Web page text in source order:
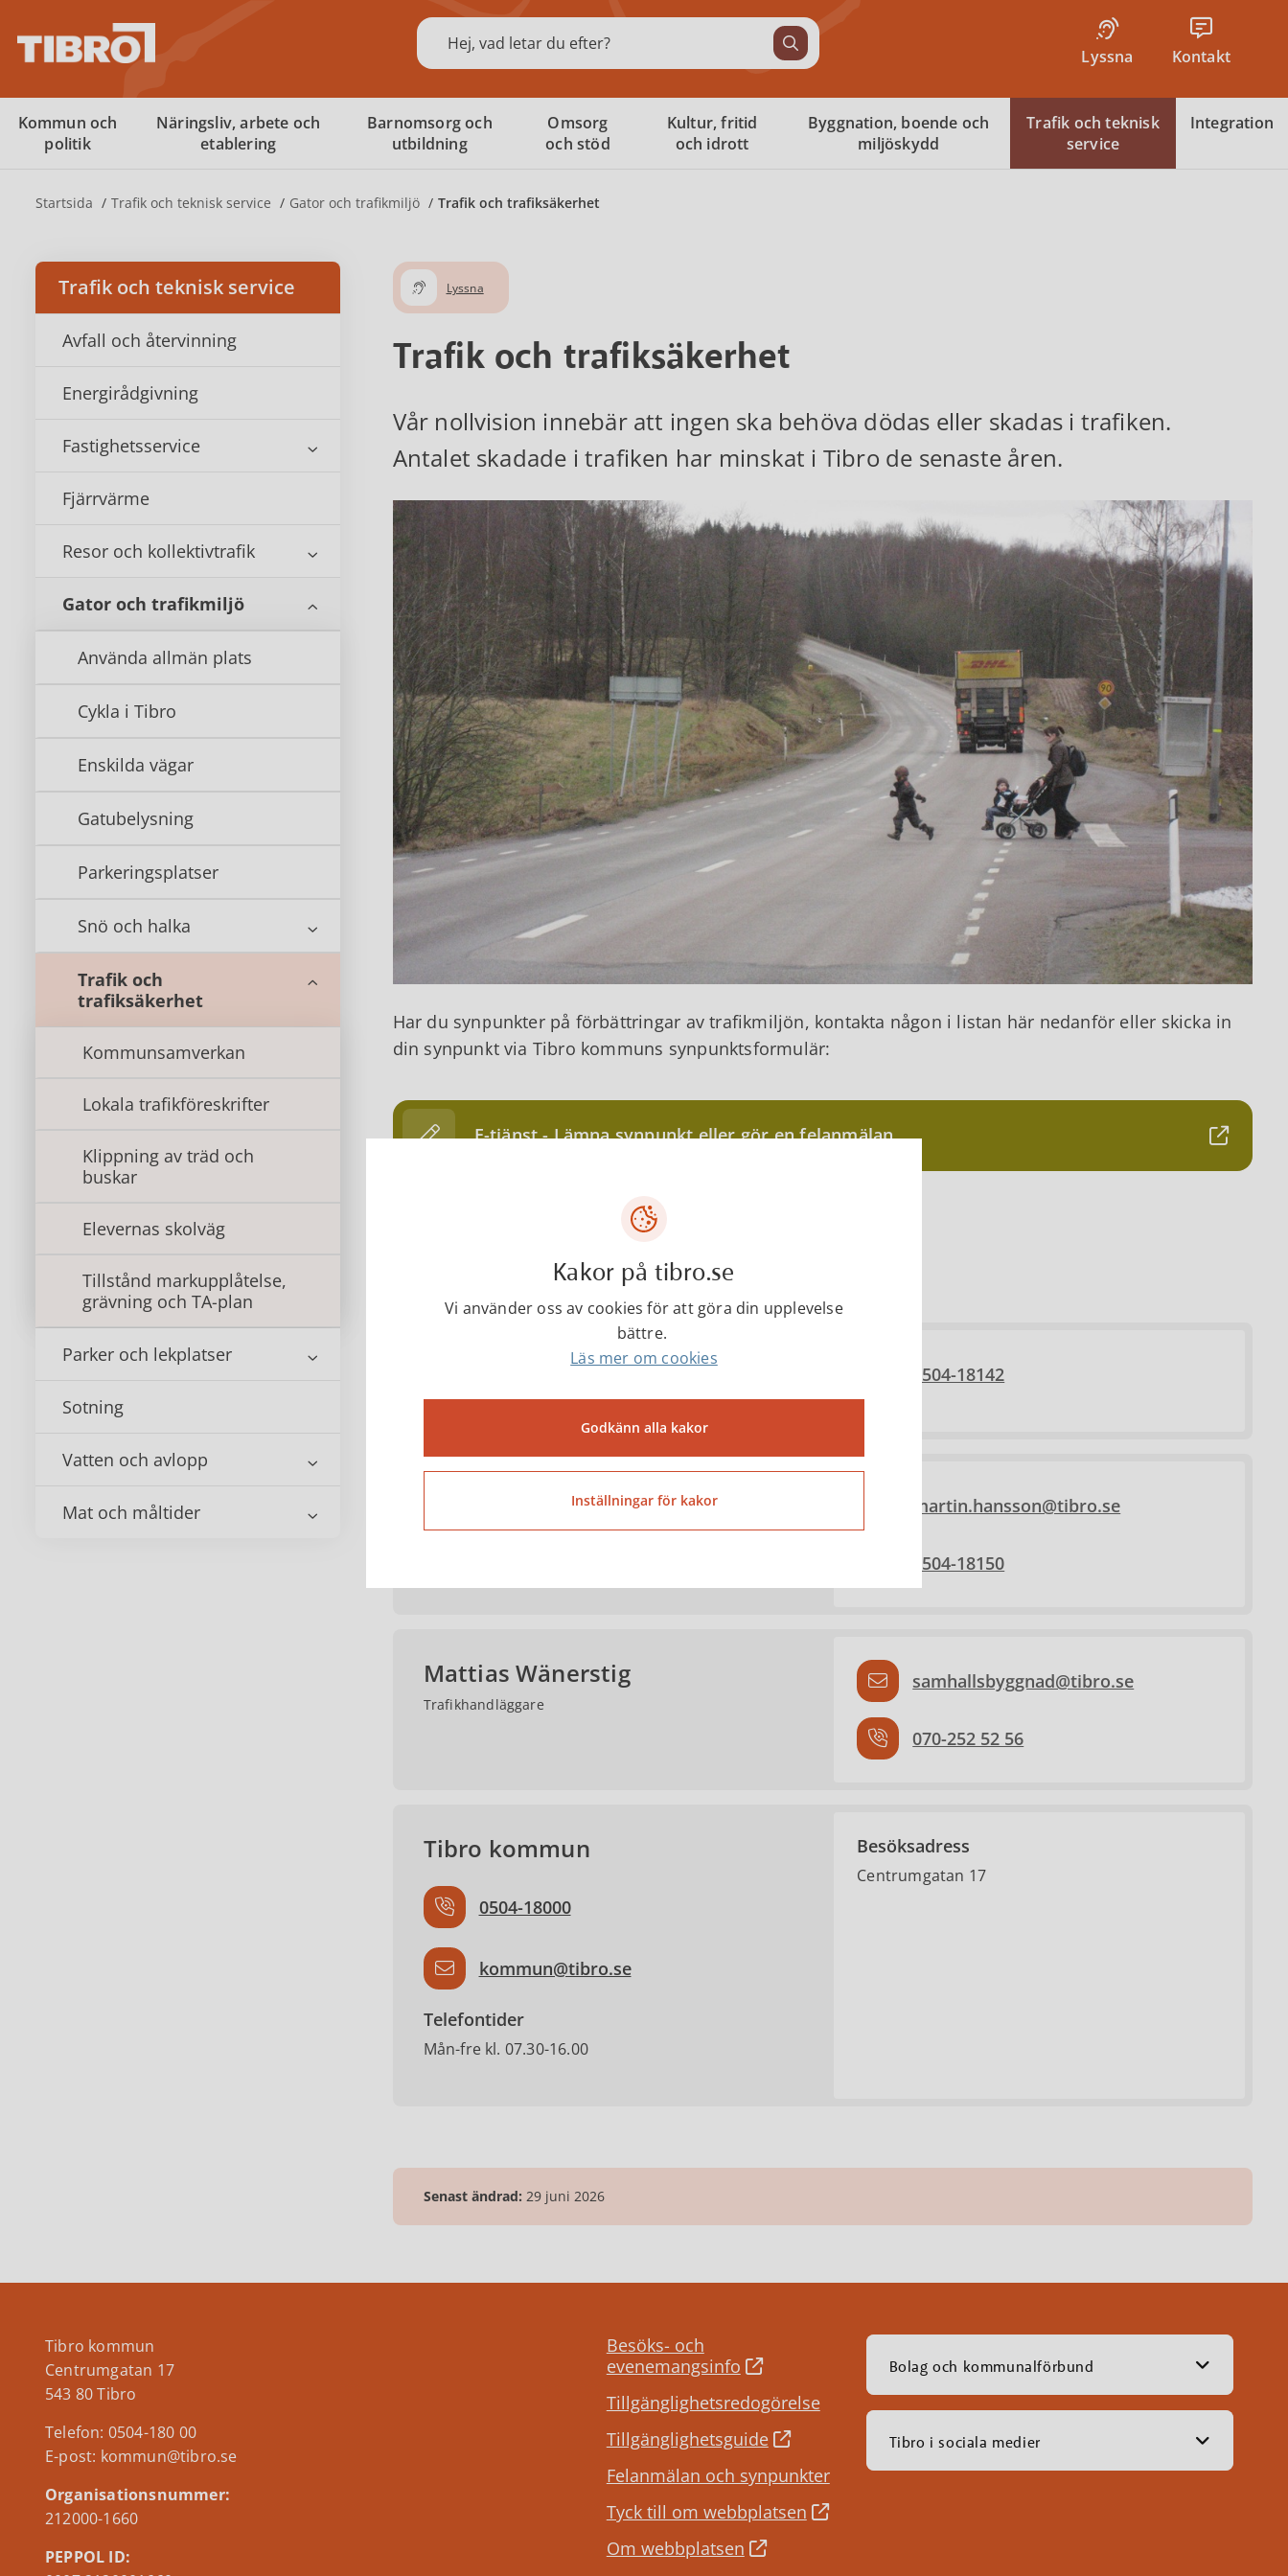
Sök
Lyssna Kontakt
Kommun och
politik
Näringsliv, arbete och
etablering
Barnomsorg och
utbildning
Omsorg
och stöd
Kultur, fritid
och idrott
Byggnation, boende och
miljöskydd
Trafik och teknisk
service
Integration
Startsida Trafik och teknisk service Gator och trafikmiljö Trafik och trafiksäkerhet
Trafik och teknisk service
Avfall och återvinning
Energirådgivning
Fastighetsservice
Fjärrvärme
Resor och kollektivtrafik
Gator och trafikmiljö
Använda allmän plats
Cykla i Tibro
Enskilda vägar
Gatubelysning
Parkeringsplatser
Snö och halka
Trafik och
trafiksäkerhet
Kommunsamverkan
Lokala trafikföreskrifter
Klippning av träd och
buskar
Elevernas skolväg
Tillstånd markupplåtelse,
grävning och TA-plan
Parker och lekplatser
Sotning
Vatten och avlopp
Mat och måltider
Lyssna
Trafik och trafiksäkerhet
Vår nollvision innebär att ingen ska behöva dödas eller skadas i trafiken.
Antalet skadade i trafiken har minskat i Tibro de senaste åren.
Har du synpunkter på förbättringar av trafikmiljön, kontakta någon i listan här nedanför eller skicka in
din synpunkt via Tibro kommuns synpunktsformulär:
E-tjänst - Lämna synpunkt eller gör en felanmälan
Thomas Johansson
TF Gata-Park-chef
0504-18142
Martin Hansson
Projekteringsingenjör
martin.hansson@tibro.se
0504-18150
Mattias Wänerstig
Trafikhandläggare
samhallsbyggnad@tibro.se
070-252 52 56
Tibro kommun
0504-18000
kommun@tibro.se
Telefontider
Mån-fre kl. 07.30-16.00
Besöksadress
Centrumgatan 17
Senast ändrad: 29 juni 2026
Tibro kommun
Centrumgatan 17
543 80 Tibro
Telefon: 0504-180 00
E-post: kommun@tibro.se
Organisationsnummer:
212000-1660
PEPPOL ID:
Besöks- och
evenemangsinfo
Tillgänglighetsredogörelse
Tillgänglighetsguide
Felanmälan och synpunkter
Tyck till om webbplatsen
Om webbplatsen
Bolag och kommunalförbund
Tibro i sociala medier
Kakor på tibro.se
Vi använder oss av cookies för att göra din upplevelse
bättre.
Läs mer om cookies
Godkänn alla kakor
Inställningar för kakor